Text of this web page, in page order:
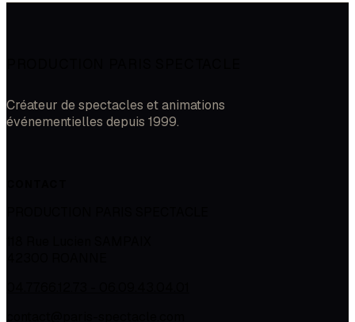
Créateur de spectacles et animations
événementielles depuis 1999.